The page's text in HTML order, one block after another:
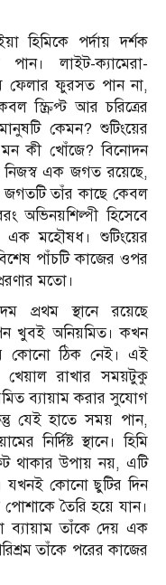
হিমিকে পর্দায় দর্শক
লাইট-ক্যামেরা-
ফেলার ফুরসত পান না,
স্ক্রিপ্ট আর চরিত্রের
কেমন? শুটিংয়ের
মন কী খোঁজে? বিনোদন
নিজস্ব এক জগত রয়েছে,
জগতটি তাঁর কাছে কেবল
অভিনয়শিল্পী হিসেবে
এক মহৌষধ। শুটিংয়ের
পাঁচটি কাজের ওপর
মতো।
প্রথম স্থানে রয়েছে
খুবই অনিয়মিত। কখন
কোনো ঠিক নেই। এই
খেয়াল রাখার সময়টুকু
ব্যায়াম করার সুযোগ
যেই হাতে সময় পান,
নির্দিষ্ট স্থানে। হিমি
থাকার উপায় নয়, এটি
যখনই কোনো ছুটির দিন
তৈরি হয়ে যান।
ব্যায়াম তাঁকে দেয় এক
তাঁকে পরের কাজের